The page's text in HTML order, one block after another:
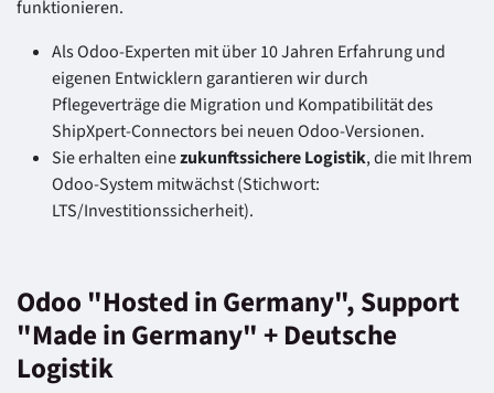
funktionieren.
Als Odoo-Experten mit über 10 Jahren Erfahrung und
eigenen Entwicklern garantieren wir durch
Pflegeverträge die Migration und Kompatibilität des
ShipXpert-Connectors bei neuen Odoo-Versionen.
Sie erhalten einezukunftssichere Logistik, die mit Ihrem
Odoo-System mitwächst (Stichwort:
LTS/Investitionssicherheit).
Odoo "Hosted in Germany", Support
"Made in Germany" + Deutsche
Logistik